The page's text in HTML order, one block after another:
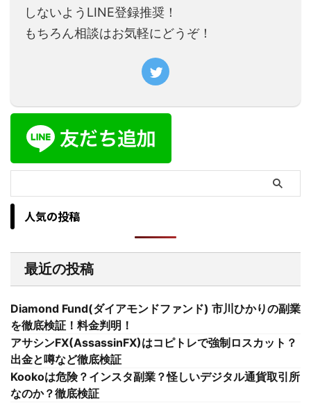
しないようLINE登録推奨！
もちろん相談はお気軽にどうぞ！
人気の投稿
最近の投稿
Diamond Fund(ダイアモンドファンド) 市川ひかりの副業
を徹底検証！料金判明！
アサシンFX(AssassinFX)はコピトレで強制ロスカット？
出金と噂など徹底検証
Kookoは危険？インスタ副業？怪しいデジタル通貨取引所
なのか？徹底検証